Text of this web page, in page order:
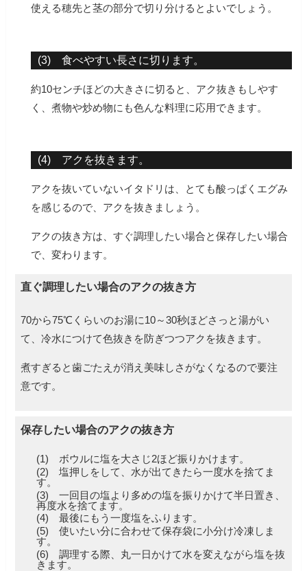
使える穂先と茎の部分で切り分けるとよいでしょう。
(3) 食べやすい長さに切ります。
約10センチほどの大きさに切ると、アク抜きもしやす
く、煮物や炒め物にも色んな料理に応用できます。
(4) アクを抜きます。
アクを抜いていないイタドリは、とても酸っぱくエグみ
を感じるので、アクを抜きましょう。
アクの抜き方は、すぐ調理したい場合と保存したい場合
で、変わります。
直ぐ調理したい場合のアクの抜き方
70から75℃くらいのお湯に10～30秒ほどさっと湯がい
て、冷水につけて色抜きを防ぎつつアクを抜きます。
煮すぎると歯ごたえが消え美味しさがなくなるので要注
意です。
保存したい場合のアクの抜き方
(1) ボウルに塩を大さじ2ほど振りかけます。
(2) 塩押しをして、水が出てきたら一度水を捨てま
す。
(3) 一回目の塩より多めの塩を振りかけて半日置き、
再度水を捨てます。
(4) 最後にもう一度塩をふります。
(5) 使いたい分に合わせて保存袋に小分け冷凍しま
す。
(6) 調理する際、丸一日かけて水を変えながら塩を抜
きます。